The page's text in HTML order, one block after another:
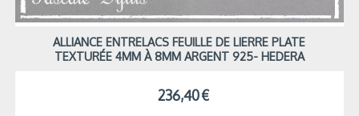
ALLIANCE ENTRELACS FEUILLE DE LIERRE PLATE
TEXTURÉE 4MM À 8MM ARGENT 925- HEDERA
236,40€